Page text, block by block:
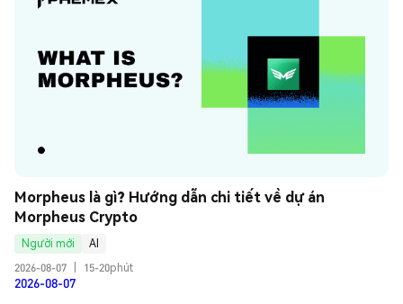
Morpheus là gì? Hướng dẫn chi tiết về dự án
Morpheus Crypto
Người mới
AI
2026-08-07
15-20phút
2026-08-07